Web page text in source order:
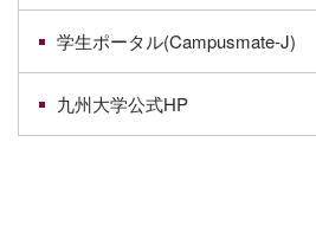
学生ポータル(Campusmate-J)
九州大学公式HP